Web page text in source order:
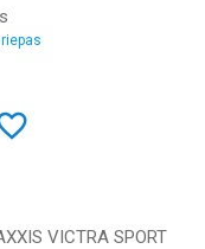
VICTRA SPORT